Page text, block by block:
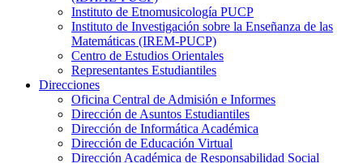
Instituto de Etnomusicología PUCP
Instituto de Investigación sobre la Enseñanza de las
Matemáticas (IREM-PUCP)
Centro de Estudios Orientales
Representantes Estudiantiles
Direcciones
Oficina Central de Admisión e Informes
Dirección de Asuntos Estudiantiles
Dirección de Informática Académica
Dirección de Educación Virtual
Dirección Académica de Responsabilidad Social